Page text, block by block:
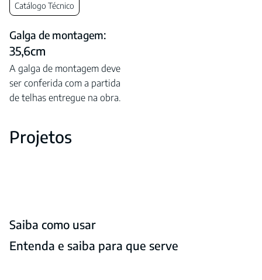
Catálogo Técnico
Galga de montagem:
35,6cm
A galga de montagem deve
ser conferida com a partida
de telhas entregue na obra.
Projetos
Saiba como usar
Entenda e saiba para que serve